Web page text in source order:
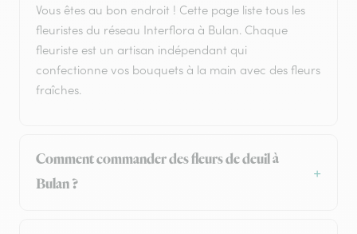
Vous êtes au bon endroit ! Cette page liste tous les
fleuristes du réseau Interflora à Bulan. Chaque
fleuriste est un artisan indépendant qui
confectionne vos bouquets à la main avec des fleurs
fraîches.
Comment commander des fleurs de deuil à
Bulan ?